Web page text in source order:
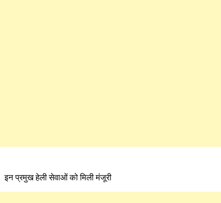
इन प्रमुख हेली सेवाओं को मिली मंजूरी